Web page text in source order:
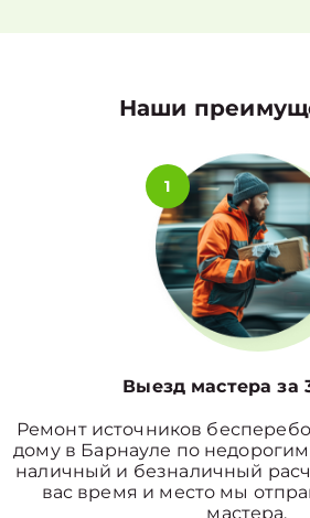
Наши
1
Выезд мастера за
Ремонт источников
дому в Барнауле по
наличный и безналичный
вас время и место мы
мастера.